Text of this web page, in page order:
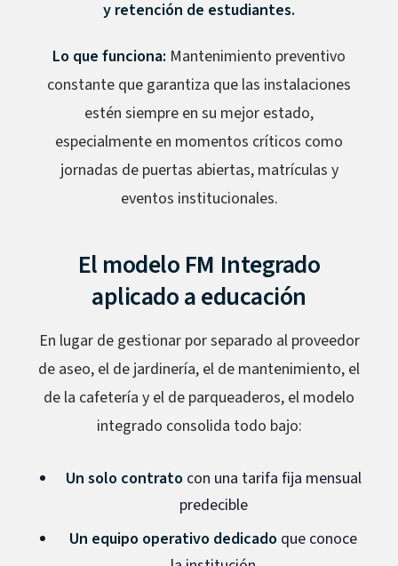
y retención de estudiantes.
Lo que funciona: Mantenimiento preventivo
constante que garantiza que las instalaciones
estén siempre en su mejor estado,
especialmente en momentos críticos como
jornadas de puertas abiertas, matrículas y
eventos institucionales.
El modelo FM Integrado
aplicado a educación
En lugar de gestionar por separado al proveedor
de aseo, el de jardinería, el de mantenimiento, el
de la cafetería y el de parqueaderos, el modelo
integrado consolida todo bajo:
Un solo contrato con una tarifa fija mensual
predecible
Un equipo operativo dedicado que conoce